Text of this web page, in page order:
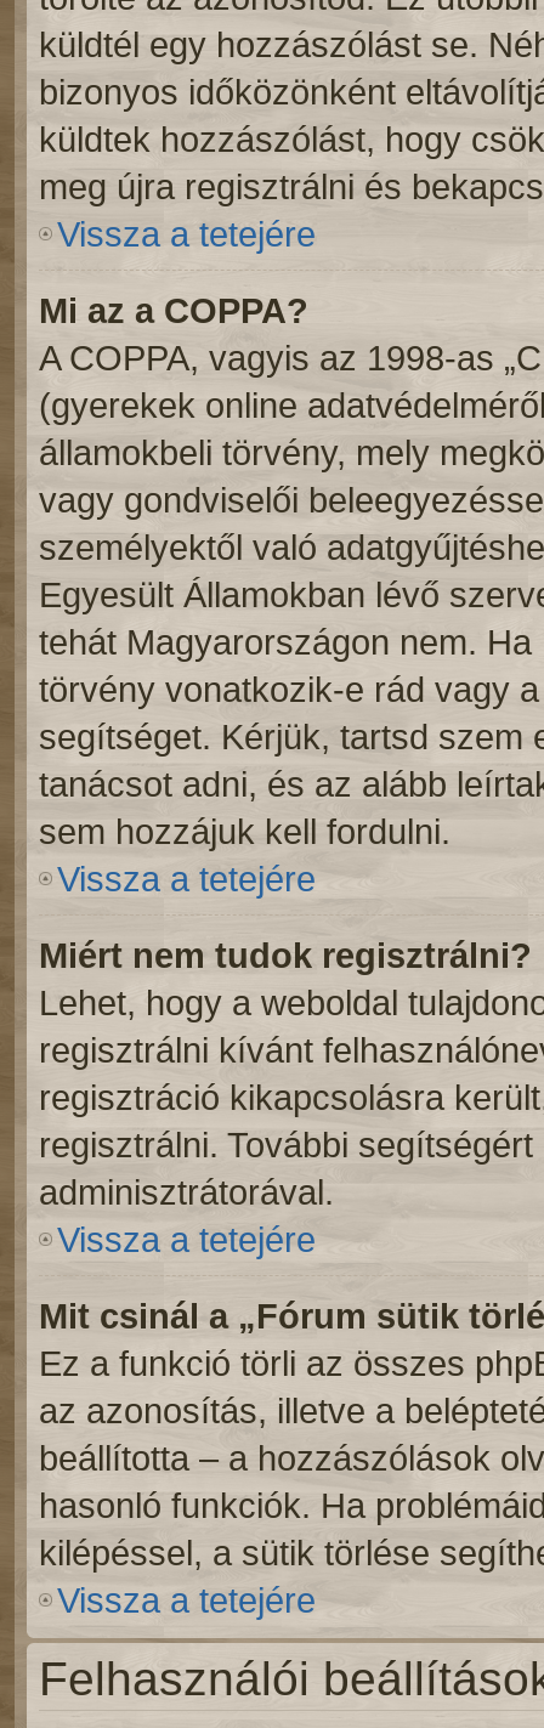
küldtél egy hozzászólást se.
bizonyos időközönként
küldtek hozzászólást, hogy
meg újra regisztrálni és
Vissza a tetejére
Mi az a COPPA?
A COPPA, vagyis az 1998-as
(gyerekek online
államokbeli törvény, mely
vagy gondviselői
személyektől való
Egyesült Államokban lévő
tehát Magyarországon nem.
törvény vonatkozik-e rád vagy
segítséget. Kérjük, tartsd szem
tanácsot adni, és az alább
sem hozzájuk kell fordulni.
Vissza a tetejére
Miért nem tudok regisztrálni?
Lehet, hogy a weboldal
regisztrálni kívánt
regisztráció kikapcsolásra
regisztrálni. További
adminisztrátorával.
Vissza a tetejére
Mit csinál a „Fórum sütik
Ez a funkció törli az összes
az azonosítás, illetve a
beállította – a hozzászólások
hasonló funkciók. Ha
kilépéssel, a sütik törlése
Vissza a tetejére
Felhasználói